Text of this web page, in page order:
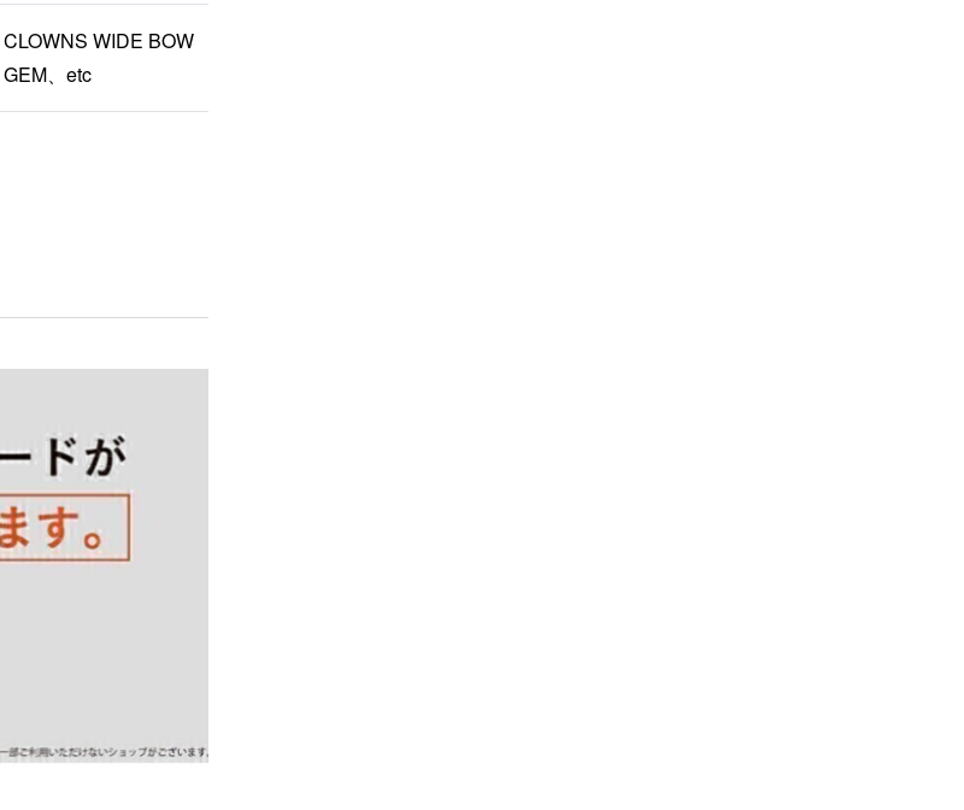
WIDE BOW
、etc